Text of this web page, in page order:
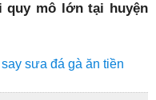
quy mô lớn tại huyện
sưa đá gà ăn tiền